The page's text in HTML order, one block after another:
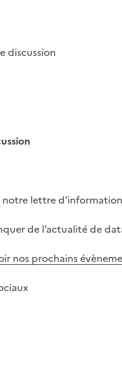
discussion
notre lettre d'information
de l’actualité de
nos prochains